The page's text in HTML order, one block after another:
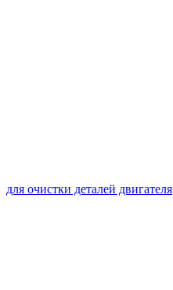
для очистки деталей двигателя